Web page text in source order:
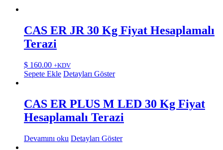
CAS ER JR 30 Kg Fiyat Hesaplamalı
Terazi
$ 160.00 +KDV
Sepete Ekle Detayları Göster
CAS ER PLUS M LED 30 Kg Fiyat
Hesaplamalı Terazi
Devamını oku Detayları Göster